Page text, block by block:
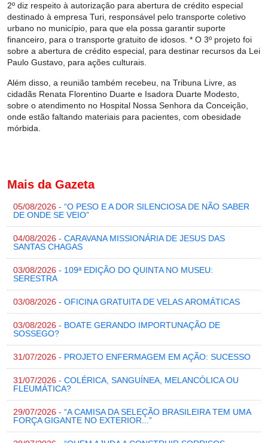
2º diz respeito à autorização para abertura de crédito especial
destinado à empresa Turi, responsável pelo transporte coletivo
urbano no município, para que ela possa garantir suporte
financeiro, para o transporte gratuito de idosos. * O 3º projeto foi
sobre a abertura de crédito especial, para destinar recursos da Lei
Paulo Gustavo, para ações culturais.
Além disso, a reunião também recebeu, na Tribuna Livre, as
cidadãs Renata Florentino Duarte e Isadora Duarte Modesto,
sobre o atendimento no Hospital Nossa Senhora da Conceição,
onde estão faltando materiais para pacientes, com obesidade
mórbida.
Mais da Gazeta
05/08/2026 - “O PESO E A DOR SILENCIOSA DE NÃO SABER
DE ONDE SE VEIO”
04/08/2026 - CARAVANA MISSIONÁRIA DE JESUS DAS
SANTAS CHAGAS
03/08/2026 - 109ª EDIÇÃO DO QUINTA NO MUSEU:
SERESTRA
03/08/2026 - OFICINA GRATUITA DE VELAS AROMÁTICAS
03/08/2026 - BOATE GERANDO IMPORTUNAÇÃO DE
SOSSEGO?
31/07/2026 - PROJETO ENFERMAGEM EM AÇÃO: SUCESSO
31/07/2026 - COLÉRICA, SANGUÍNEA, MELANCÓLICA OU
FLEUMÁTICA?
29/07/2026 - “A CAMISA DA SELEÇÃO BRASILEIRA TEM UMA
FORÇA GIGANTE NO EXTERIOR...”